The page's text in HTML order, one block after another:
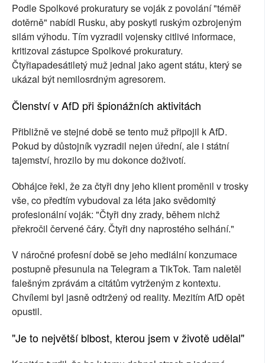
Podle Spolkové prokuratury se voják z povolání "téměř
dotěrně" nabídl Rusku, aby poskytl ruským ozbrojeným
silám výhodu. Tím vyzradil vojensky citlivé informace,
kritizoval zástupce Spolkové prokuratury.
Čtyřiapadesátiletý muž jednal jako agent státu, který se
ukázal být nemilosrdným agresorem.
Členství v AfD při špionážních aktivitách
Přibližně ve stejné době se tento muž připojil k AfD.
Pokud by důstojník vyzradil nejen úřední, ale i státní
tajemství, hrozilo by mu dokonce doživotí.
Obhájce řekl, že za čtyři dny jeho klient proměnil v trosky
vše, co předtím vybudoval za léta jako svědomitý
profesionální voják: "Čtyři dny zrady, během nichž
překročil červené čáry. Čtyři dny naprostého selhání."
V náročné profesní době se jeho mediální konzumace
postupně přesunula na Telegram a TikTok. Tam naletěl
falešným zprávám a citátům vytrženým z kontextu.
Chvílemi byl jasně odtržený od reality. Mezitím AfD opět
opustil.
"Je to největší blbost, kterou jsem v životě udělal"